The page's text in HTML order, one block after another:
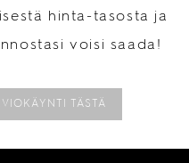
hinta-tasosta ja
voisi saada!
TÄSTÄ